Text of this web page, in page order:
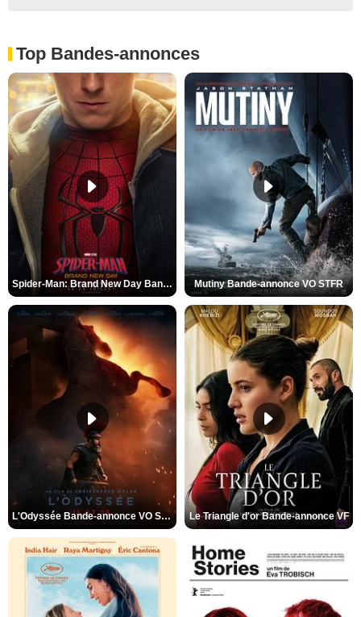
Top Bandes-annonces
Spider-Man: Brand New Day Bande-annonce VO STFR Mutiny Bande-annonce VO STFR
L'Odyssée Bande-annonce VO STFR Le Triangle d'or Bande-annonce VF